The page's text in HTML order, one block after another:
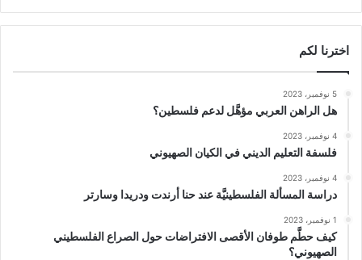
اخترنا لكم
5 نوفمبر، 2023
هل الراهن العربي مؤهَّل لدعم فلسطين؟
4 نوفمبر، 2023
فلسفة التعليم الديني في الكيان الصهيوني
4 نوفمبر، 2023
دراسة المسألة الفلسطينيَّة عند حنا أرندت ودريدا وسارتر
1 نوفمبر، 2023
كيف حطَّم طوفان الأقصى الافتراضات حول الصراع الفلسطيني
الصهيوني؟